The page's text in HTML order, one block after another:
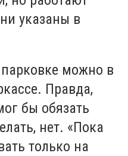
указаны в
можно в
Правда,
бы обязать
нет. «Пока
только на